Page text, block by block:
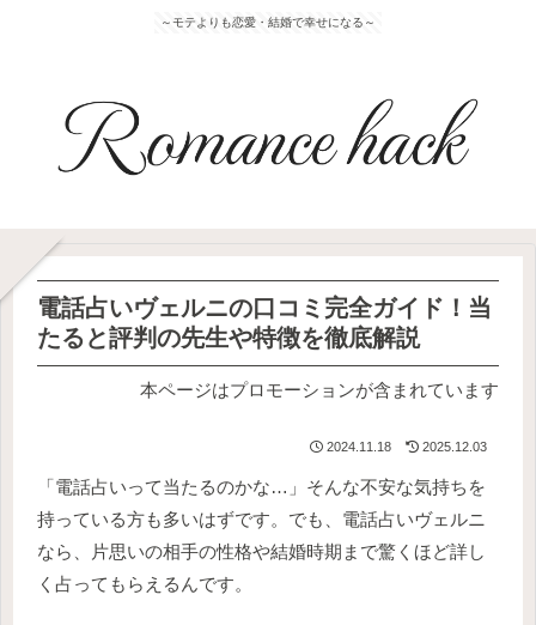
～モテよりも恋愛・結婚で幸せになる～
電話占いヴェルニの口コミ完全ガイド！当
たると評判の先生や特徴を徹底解説
本ページはプロモーションが含まれています
2024.11.18 2025.12.03
「電話占いって当たるのかな…」そんな不安な気持ちを
持っている方も多いはずです。でも、電話占いヴェルニ
なら、片思いの相手の性格や結婚時期まで驚くほど詳し
く占ってもらえるんです。